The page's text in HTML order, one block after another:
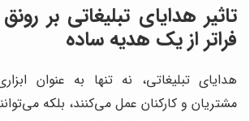
تاثیر هدایای تبلیغاتی بر
فراتر از یک هدیه ساده
هدایای تبلیغاتی، نه تنها به عنوان
مشتریان و کارکنان عمل می‌کنند، بلکه